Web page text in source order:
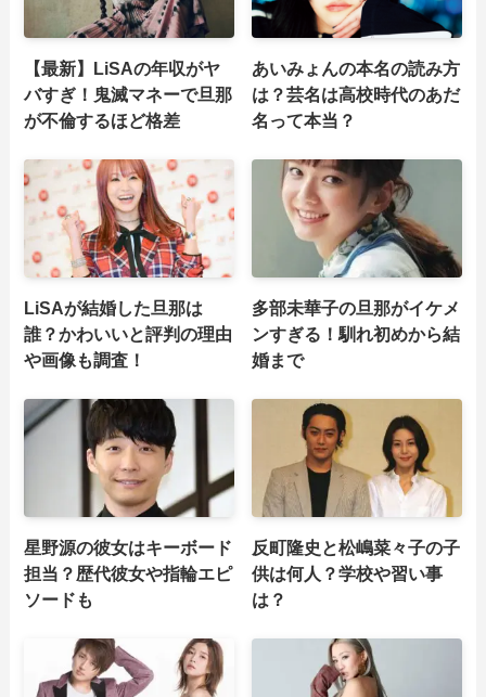
【最新】LiSAの年収がヤ
バすぎ！鬼滅マネーで旦那
が不倫するほど格差
あいみょんの本名の読み方
は？芸名は高校時代のあだ
名って本当？
LiSAが結婚した旦那は
誰？かわいいと評判の理由
や画像も調査！
多部未華子の旦那がイケメ
ンすぎる！馴れ初めから結
婚まで
星野源の彼女はキーボード
担当？歴代彼女や指輪エピ
ソードも
反町隆史と松嶋菜々子の子
供は何人？学校や習い事
は？